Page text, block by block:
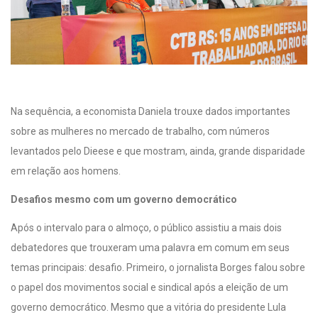
Na sequência, a economista Daniela trouxe dados importantes
sobre as mulheres no mercado de trabalho, com números
levantados pelo Dieese e que mostram, ainda, grande disparidade
em relação aos homens.
Desafios mesmo com um governo democrático
Após o intervalo para o almoço, o público assistiu a mais dois
debatedores que trouxeram uma palavra em comum em seus
temas principais: desafio. Primeiro, o jornalista Borges falou sobre
o papel dos movimentos social e sindical após a eleição de um
governo democrático. Mesmo que a vitória do presidente Lula